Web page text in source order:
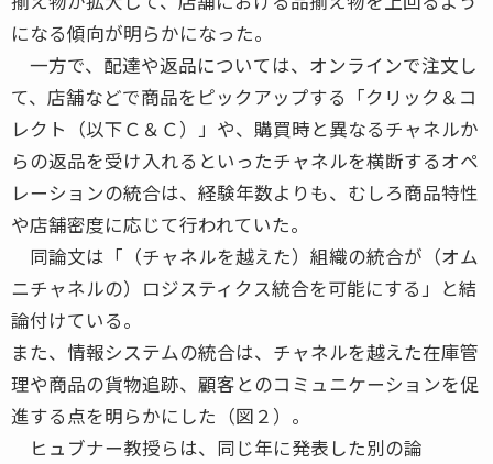
になる傾向が明らかになった。
一方で、配達や返品については、オンラインで注文し
て、店舗などで商品をピックアップする「クリック＆コ
レクト（以下Ｃ＆Ｃ）」や、購買時と異なるチャネルか
らの返品を受け入れるといったチャネルを横断するオペ
レーションの統合は、経験年数よりも、むしろ商品特性
や店舗密度に応じて行われていた。
同論文は「（チャネルを越えた）組織の統合が（オム
ニチャネルの）ロジスティクス統合を可能にする」と結
論付けている。
また、情報システムの統合は、チャネルを越えた在庫管
理や商品の貨物追跡、顧客とのコミュニケーションを促
進する点を明らかにした（図２）。
ヒュブナー教授らは、同じ年に発表した別の論